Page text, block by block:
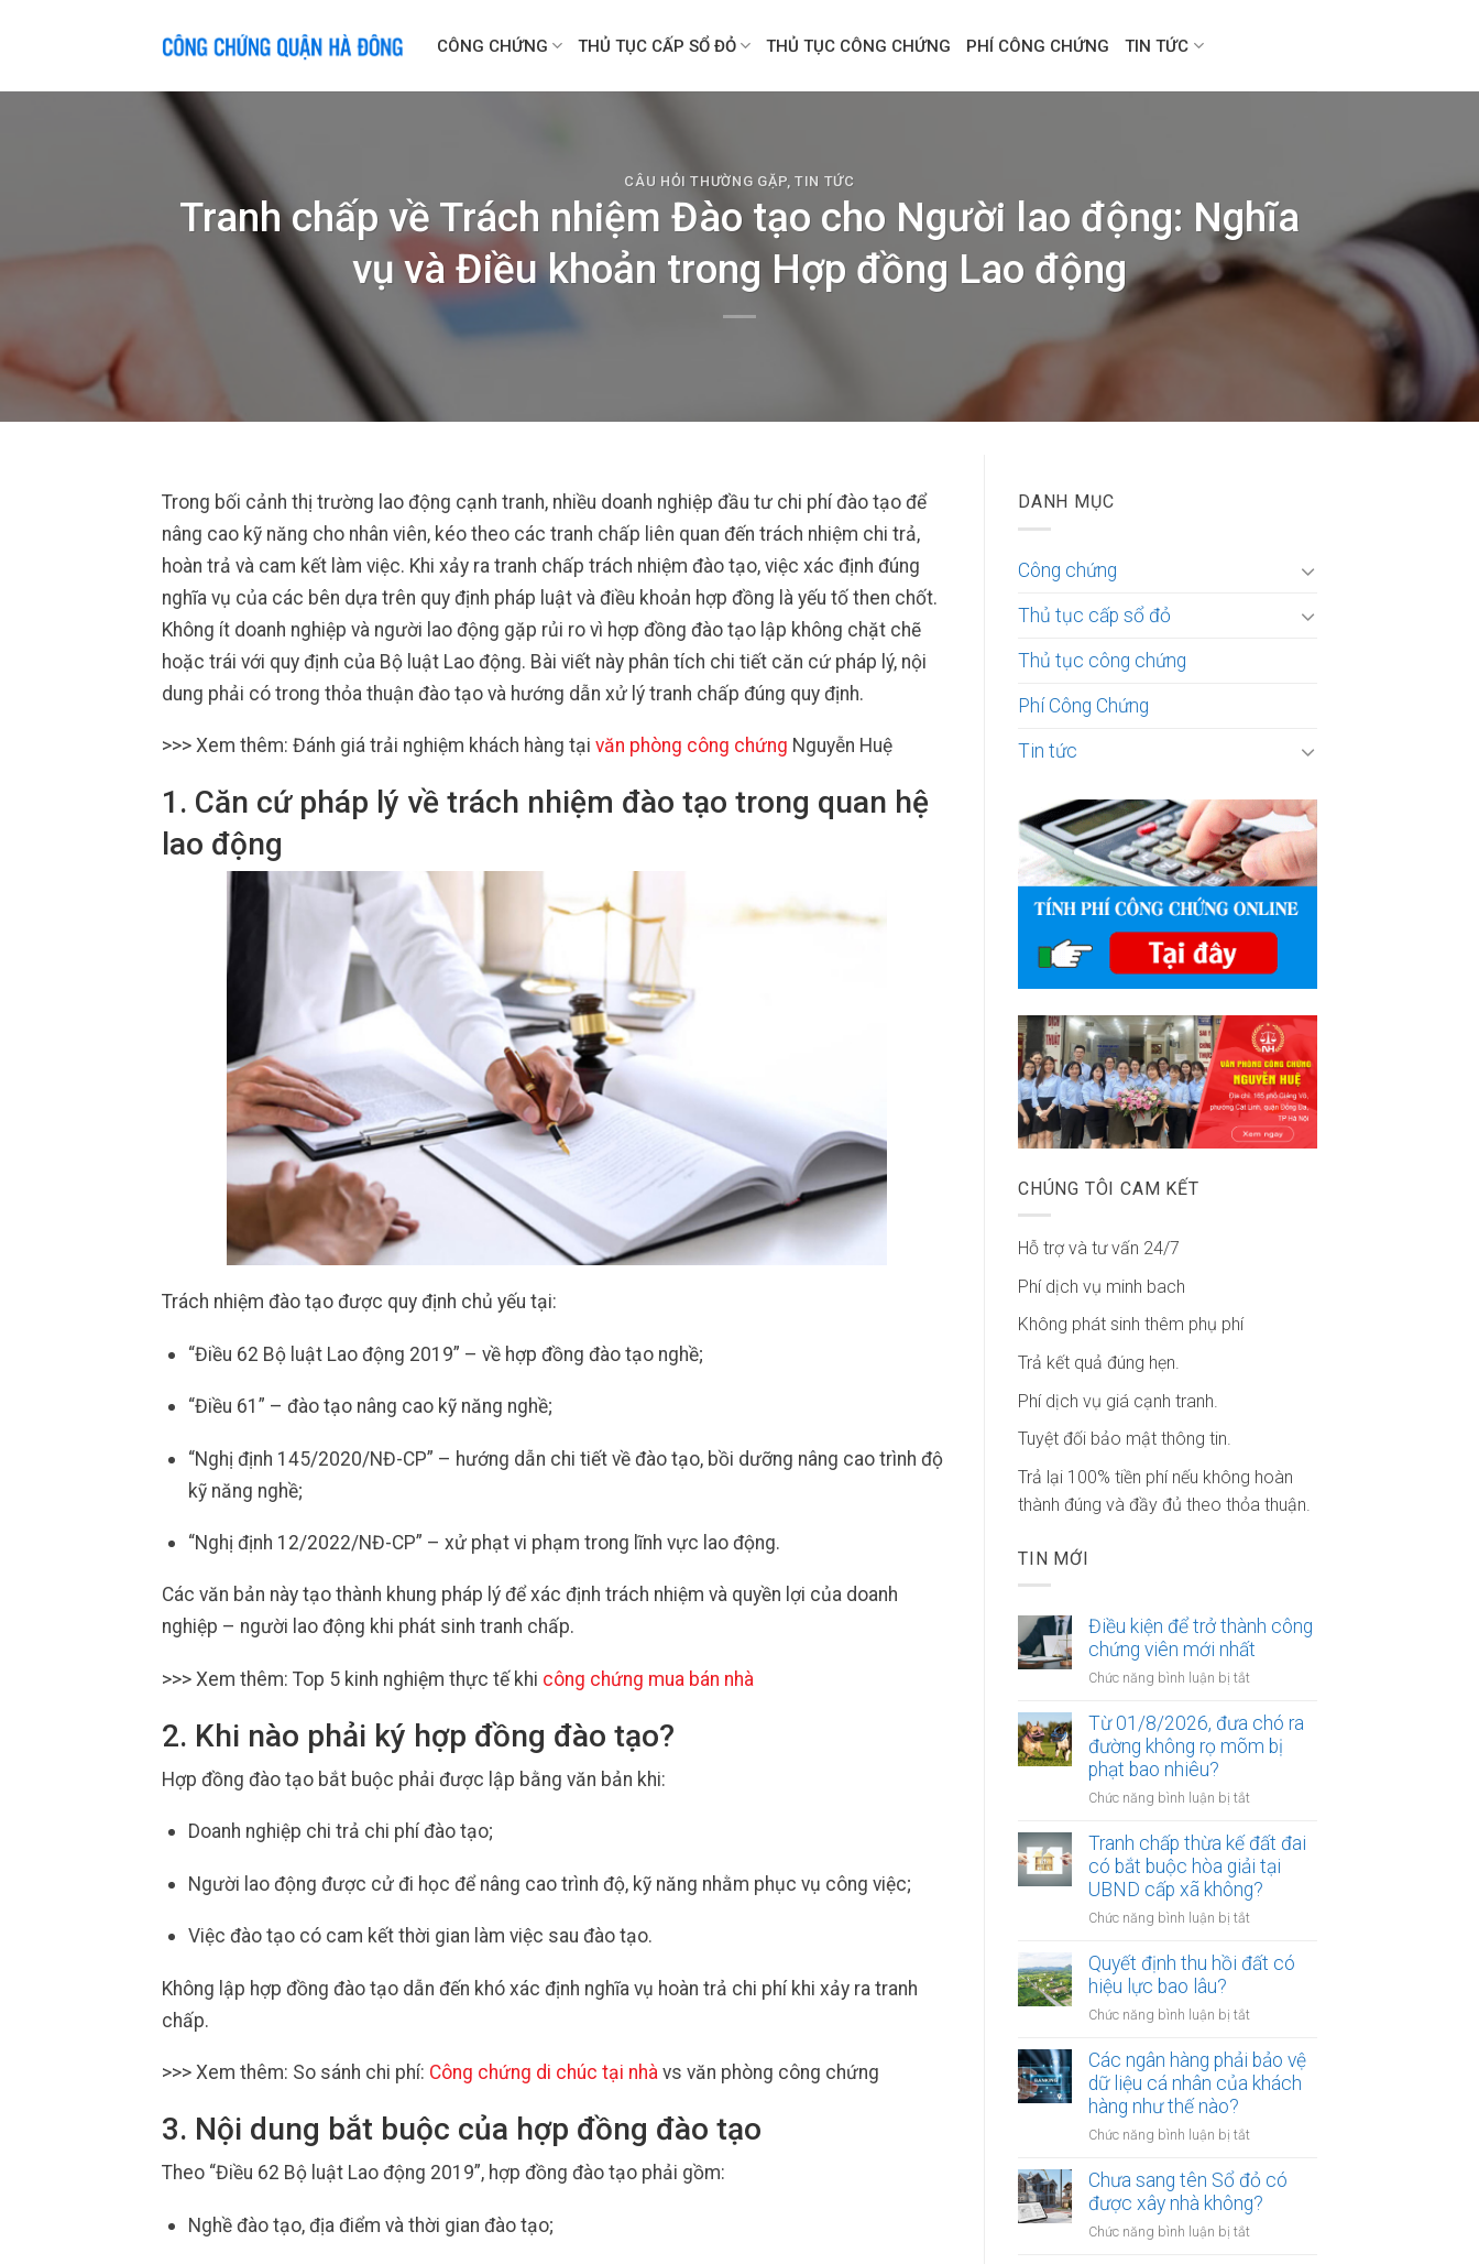
CÔNG CHỨNG THỦ TỤC CẤP SỔ ĐỎ THỦ TỤC CÔNG CHỨNG PHÍ CÔNG CHỨNG TIN TỨC
CÂU HỎI THƯỜNG GẶP,TIN TỨC
Tranh chấp về Trách nhiệm Đào tạo cho Người lao động: Nghĩa
vụ và Điều khoản trong Hợp đồng Lao động
Trong bối cảnh thị trường lao động cạnh tranh, nhiều doanh nghiệp đầu tư chi phí đào tạo để
nâng cao kỹ năng cho nhân viên, kéo theo các tranh chấp liên quan đến trách nhiệm chi trả,
hoàn trả và cam kết làm việc. Khi xảy ra tranh chấp trách nhiệm đào tạo, việc xác định đúng
nghĩa vụ của các bên dựa trên quy định pháp luật và điều khoản hợp đồng là yếu tố then chốt.
Không ít doanh nghiệp và người lao động gặp rủi ro vì hợp đồng đào tạo lập không chặt chẽ
hoặc trái với quy định của Bộ luật Lao động. Bài viết này phân tích chi tiết căn cứ pháp lý, nội
dung phải có trong thỏa thuận đào tạo và hướng dẫn xử lý tranh chấp đúng quy định.
>>> Xem thêm: Đánh giá trải nghiệm khách hàng tại văn phòng công chứng Nguyễn Huệ
1. Căn cứ pháp lý về trách nhiệm đào tạo trong quan hệ
lao động
Trách nhiệm đào tạo được quy định chủ yếu tại:
“Điều 62 Bộ luật Lao động 2019” – về hợp đồng đào tạo nghề;
“Điều 61” – đào tạo nâng cao kỹ năng nghề;
“Nghị định 145/2020/NĐ-CP” – hướng dẫn chi tiết về đào tạo, bồi dưỡng nâng cao trình độ
kỹ năng nghề;
“Nghị định 12/2022/NĐ-CP” – xử phạt vi phạm trong lĩnh vực lao động.
Các văn bản này tạo thành khung pháp lý để xác định trách nhiệm và quyền lợi của doanh
nghiệp – người lao động khi phát sinh tranh chấp.
>>> Xem thêm: Top 5 kinh nghiệm thực tế khi công chứng mua bán nhà
2. Khi nào phải ký hợp đồng đào tạo?
Hợp đồng đào tạo bắt buộc phải được lập bằng văn bản khi:
Doanh nghiệp chi trả chi phí đào tạo;
Người lao động được cử đi học để nâng cao trình độ, kỹ năng nhằm phục vụ công việc;
Việc đào tạo có cam kết thời gian làm việc sau đào tạo.
Không lập hợp đồng đào tạo dẫn đến khó xác định nghĩa vụ hoàn trả chi phí khi xảy ra tranh
chấp.
>>> Xem thêm: So sánh chi phí: Công chứng di chúc tại nhà vs văn phòng công chứng
3. Nội dung bắt buộc của hợp đồng đào tạo
Theo “Điều 62 Bộ luật Lao động 2019”, hợp đồng đào tạo phải gồm:
Nghề đào tạo, địa điểm và thời gian đào tạo;
DANH MỤC
Công chứng
Thủ tục cấp sổ đỏ
Thủ tục công chứng
Phí Công Chứng
Tin tức
CHÚNG TÔI CAM KẾT
Hỗ trợ và tư vấn 24/7
Phí dịch vụ minh bach
Không phát sinh thêm phụ phí
Trả kết quả đúng hẹn.
Phí dịch vụ giá cạnh tranh.
Tuyệt đối bảo mật thông tin.
Trả lại 100% tiền phí nếu không hoàn
thành đúng và đầy đủ theo thỏa thuận.
TIN MỚI
Điều kiện để trở thành công
chứng viên mới nhất
Chức năng bình luận bị tắt
kiện
để
công
viên
mới
nhất
Từ 01/8/2026, đưa chó ra
đường không rọ mõm bị
phạt bao nhiêu?
Chức năng bình luận bị tắt
01/8/2026,
đưa
chó
ra
đường
rọ
bao
nhiêu?
Tranh chấp thừa kế đất đai
có bắt buộc hòa giải tại
UBND cấp xã không?
Chức năng bình luận bị tắt
chấp
đất
có
bắt
tại
UBND
cấp
Quyết định thu hồi đất có
hiệu lực bao lâu?
Chức năng bình luận bị tắt
định
thu
có
lực
bao
Các ngân hàng phải bảo vệ
dữ liệu cá nhân của khách
hàng như thế nào?
Chức năng bình luận bị tắt
ngân
hàng
phải
bảo
Chưa sang tên Sổ đỏ có
được xây nhà không?
Chức năng bình luận bị tắt